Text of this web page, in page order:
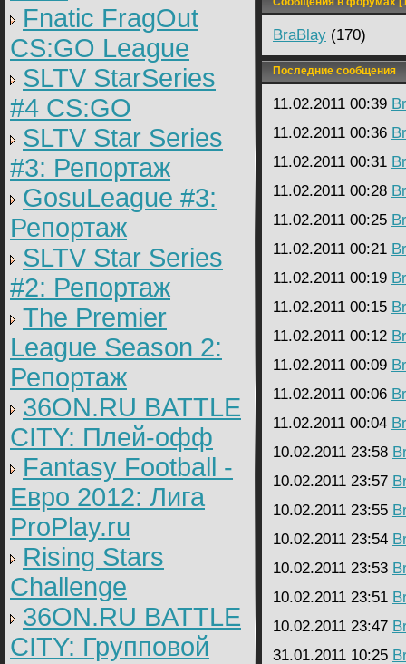
Fnatic FragOut
CS:GO League
SLTV StarSeries
#4 CS:GO
SLTV Star Series
#3: Репортаж
GosuLeague #3:
Репортаж
SLTV Star Series
#2: Репортаж
The Premier
League Season 2:
Репортаж
36ON.RU BATTLE
CITY: Плей-офф
Fantasy Football -
Евро 2012: Лига
ProPlay.ru
Rising Stars
Challenge
36ON.RU BATTLE
CITY: Групповой
BraBlay (170)
Последние сообщения
11.02.2011 00:39
11.02.2011 00:36
11.02.2011 00:31
11.02.2011 00:28
11.02.2011 00:25
11.02.2011 00:21
11.02.2011 00:19
11.02.2011 00:15
11.02.2011 00:12
11.02.2011 00:09
11.02.2011 00:06
11.02.2011 00:04
10.02.2011 23:58
10.02.2011 23:57
10.02.2011 23:55
10.02.2011 23:54
10.02.2011 23:53
10.02.2011 23:51
10.02.2011 23:47
31.01.2011 10:25